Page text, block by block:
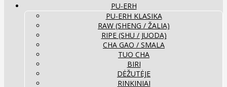
PU-ERH
PU-ERH KLASIKA
RAW (SHENG / ŽALIA)
RIPE (SHU / JUODA)
CHA GAO / SMALA
TUO CHA
BIRI
DĖŽUTĖJE
RINKINIAI